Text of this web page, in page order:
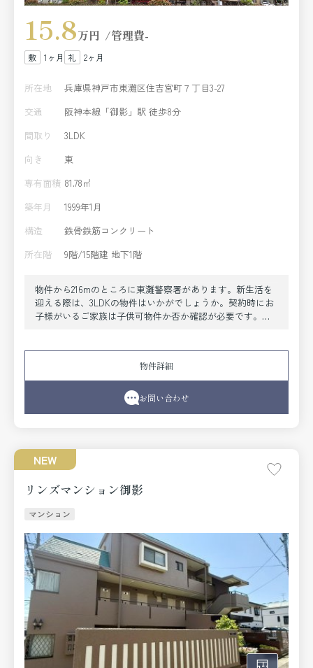
15.8万円 管理費-
1ヶ月 2ヶ月
所在地
兵庫県神戸市東灘区住吉宮町７丁目3-27
交通
阪神本線「御影」駅 徒歩8分
間取り
3LDK
向き
東
専有面積 81.78㎡
築年月
1999年1月
構造
鉄骨鉄筋コンクリート
所在階
9階/15階建 地下1階
物件から216mのところに東灘警察署があります。新生活を
迎える際は、3LDKの物件はいかがでしょうか。契約時にお
子様がいるご家族は子供可物件か否か確認が必要です。駅
件を紹介させていただいております。物件の詳細は当社ま
でお問い合わせください。物件詳細
お問い合わせ
NEW
リンズマンション御影
マンション